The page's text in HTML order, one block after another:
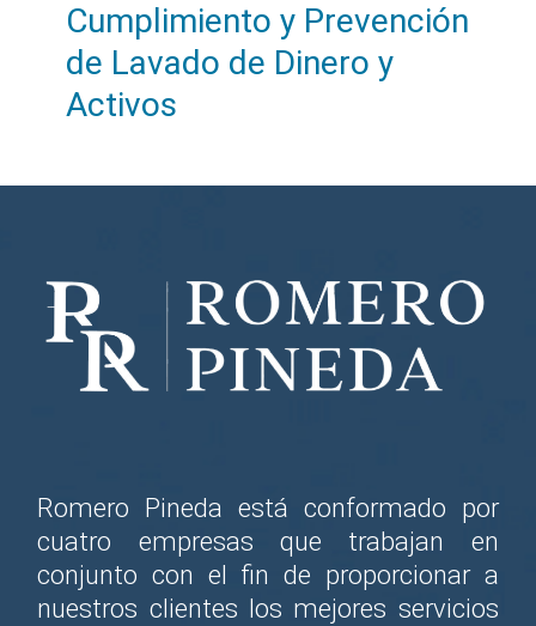
Cumplimiento y Prevención
de Lavado de Dinero y
Activos
Romero Pineda está conformado por
cuatro empresas que trabajan en
conjunto con el fin de proporcionar a
nuestros clientes los mejores servicios